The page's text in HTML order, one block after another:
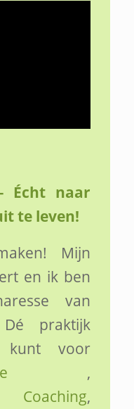
Écht naar
te leven!
Mijn
en ik ben
van
praktijk
voor
,
Coaching,